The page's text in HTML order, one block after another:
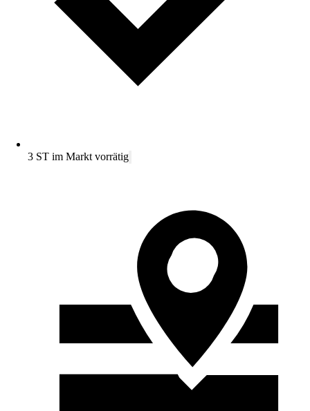
3 ST im Markt vorrätig